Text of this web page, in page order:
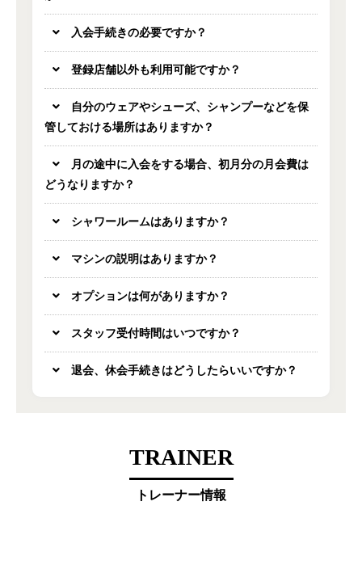
入会手続きの必要ですか？
登録店舗以外も利用可能ですか？
自分のウェアやシューズ、シャンプーなどを保
管しておける場所はありますか？
月の途中に入会をする場合、初月分の月会費は
どうなりますか？
シャワールームはありますか？
マシンの説明はありますか？
オプションは何がありますか？
スタッフ受付時間はいつですか？
退会、休会手続きはどうしたらいいですか？
TRAINER
トレーナー情報